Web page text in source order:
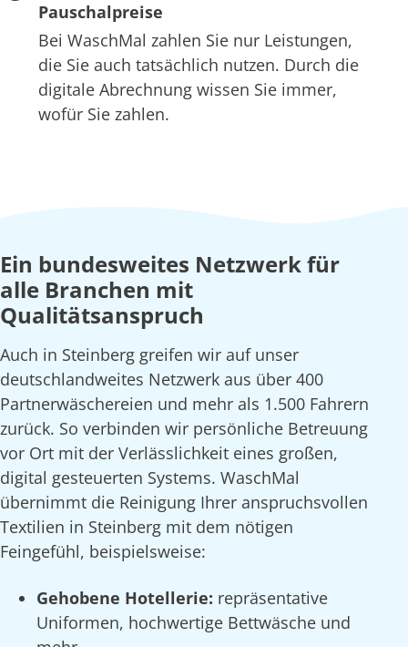
Pauschalpreise
Bei WaschMal zahlen Sie nur Leistungen,
die Sie auch tatsächlich nutzen. Durch die
digitale Abrechnung wissen Sie immer,
wofür Sie zahlen.
Ein bundesweites Netzwerk für
alle Branchen mit
Qualitätsanspruch
Auch in Steinberg greifen wir auf unser
deutschlandweites Netzwerk aus über 400
Partnerwäschereien und mehr als 1.500 Fahrern
zurück. So verbinden wir persönliche Betreuung
vor Ort mit der Verlässlichkeit eines großen,
digital gesteuerten Systems. WaschMal
übernimmt die Reinigung Ihrer anspruchsvollen
Textilien in Steinberg mit dem nötigen
Feingefühl, beispielsweise:
Gehobene Hotellerie: repräsentative
Uniformen, hochwertige Bettwäsche und